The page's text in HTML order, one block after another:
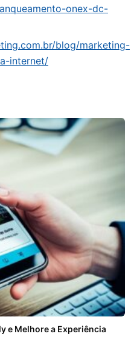
onex-dc-
blog/marketing-
internet/
e Melhore a Experiência